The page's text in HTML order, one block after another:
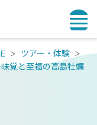
ツアー・体験
覚と至福の高島牡蠣